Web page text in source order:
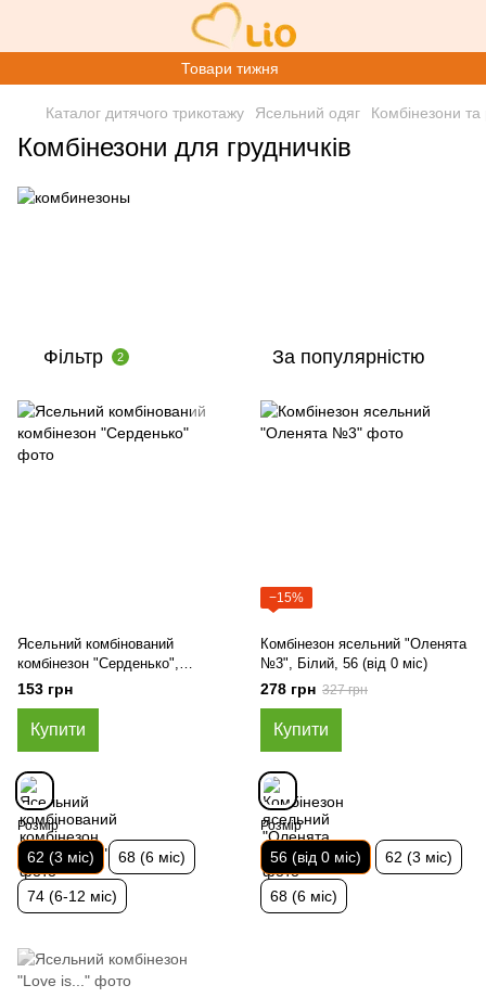
Товари тижня
Каталог дитячого трикотажу Ясельний одяг Комбінезони
Комбінезони для грудничків
Фільтр 2 За популярністю
Ясельний комбінований
комбінезон "Серденько",
Блакитний, 62 (3 міс)
153 грн
Купити
Розмір
62 (3 міс) 68 (6 міс)
74 (6-12 міс)
−15%
Комбінезон ясельний "Оленята
№3", Білий, 56 (від 0 міс)
278 грн 327 грн
Купити
Розмір
56 (від 0 міс) 62 (3 міс)
68 (6 міс)